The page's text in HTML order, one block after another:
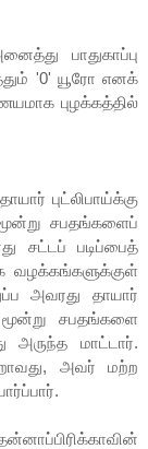
பாதுகாப்பு
'0' யூரோ எனக்
புழக்கத்தில்
புட்லிபாய்க்கு
சபதங்களைப்
சட்டப் படிப்பைத்
வழக்கங்களுக்குள்
அவரது தாயார்
சபதங்களை
அருந்த மாட்டார்.
அவர் மற்ற